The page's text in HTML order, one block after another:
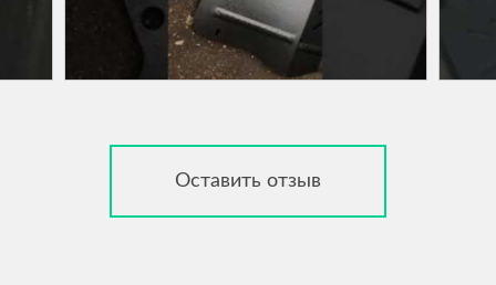
Оставить отзыв